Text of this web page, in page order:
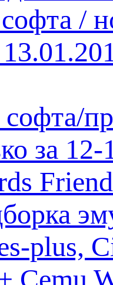
/
за
plus,
Cemu